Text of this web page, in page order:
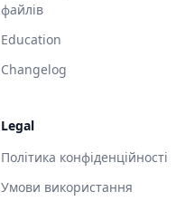
файлів
Education
Changelog
Legal
Політика конфіденційності
Умови використання